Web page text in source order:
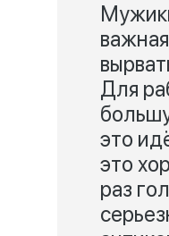
Для
это
это
раз